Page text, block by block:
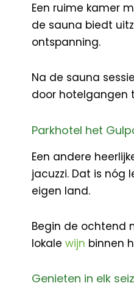
Een ruime kamer
de sauna biedt
ontspanning.
Na de sauna
door hotelgangen
Parkhotel het
Een andere
jacuzzi. Dat is nóg
eigen land.
Begin de ochtend
lokale wijn binnen
Genieten in elk